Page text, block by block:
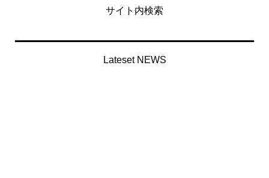
サイト内検索
Lateset NEWS